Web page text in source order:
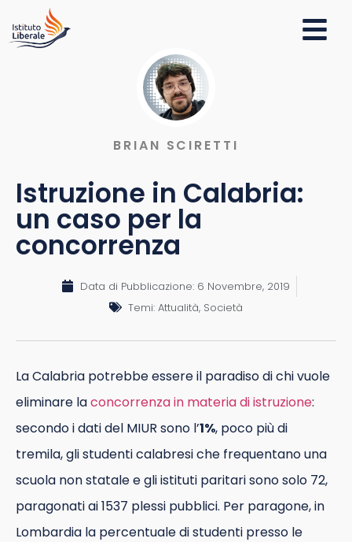
BRIAN SCIRETTI
Istruzione in Calabria:
un caso per la
concorrenza
Data di Pubblicazione: 6 Novembre, 2019
Temi: Attualità, Società
La Calabria potrebbe essere il paradiso di chi vuole
eliminare laconcorrenza in materia di istruzione:
secondo i dati del MIUR sono l’1%, poco più di
tremila, gli studenti calabresi che frequentano una
scuola non statale e gli istituti paritari sono solo 72,
paragonati ai 1537 plessi pubblici. Per paragone, in
Lombardia la percentuale di studenti presso le